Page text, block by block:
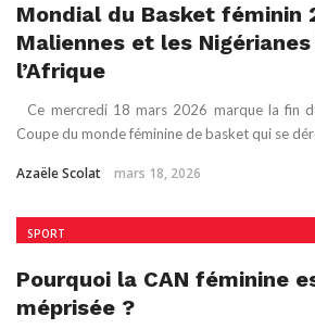
Mondial du Basket féminin
Maliennes et les
l’Afrique
Ce mercredi 18 mars 2026 marque la fin
Coupe du monde féminine de basket qui se
Azaële Scolat mars 18, 2026
SPORT
Pourquoi la CAN féminine
méprisée ?